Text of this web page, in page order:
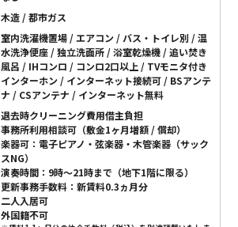
木造 / 都市ガス
室内洗濯機置場 / エアコン / バス・トイレ別 / 温
水洗浄便座 / 独立洗面所 / 浴室乾燥機 / 追い焚き
風呂 / IHコンロ / コンロ2口以上 / TVモニタ付き
インターホン / インターネット接続可 / BSアンテ
ナ / CSアンテナ / インターネット無料
退去時クリーニング費用借主負担
事務所利用相談可（敷金1ヶ月増額 / 償却）
楽器可：電子ピアノ・弦楽器・木管楽器（サック
スNG）
演奏時間：9時〜21時まで（地下1階に限る）
更新事務手数料：新賃料0.3ヵ月分
二人入居可
外国籍不可